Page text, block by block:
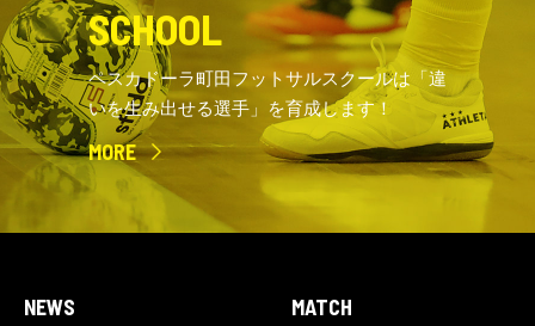
SCHOOL
ペスカドーラ町田フットサルスクールは「違
いを生み出せる選手」を育成します！
MORE
NEWS MATCH